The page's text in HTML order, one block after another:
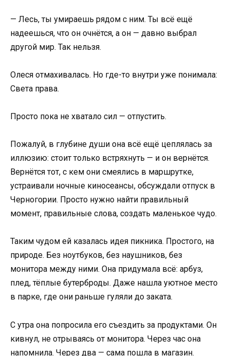
— Лесь, ты умираешь рядом с ним. Ты всё ещё
надеешься, что он очнётся, а он — давно выбрал
другой мир. Так нельзя.
Олеся отмахивалась. Но где-то внутри уже понимала:
Света права.
Просто пока не хватало сил — отпустить.
Пожалуй, в глубине души она всё ещё цеплялась за
иллюзию: стоит только встряхнуть — и он вернётся.
Вернётся тот, с кем они смеялись в маршрутке,
устраивали ночные киносеансы, обсуждали отпуск в
Черногории. Просто нужно найти правильный
момент, правильные слова, создать маленькое чудо.
Таким чудом ей казалась идея пикника. Простого, на
природе. Без ноутбуков, без наушников, без
монитора между ними. Она придумала всё: арбуз,
плед, тёплые бутерброды. Даже нашла уютное место
в парке, где они раньше гуляли до заката.
С утра она попросила его съездить за продуктами. Он
кивнул, не отрываясь от монитора. Через час она
напомнила. Через два — сама пошла в магазин.